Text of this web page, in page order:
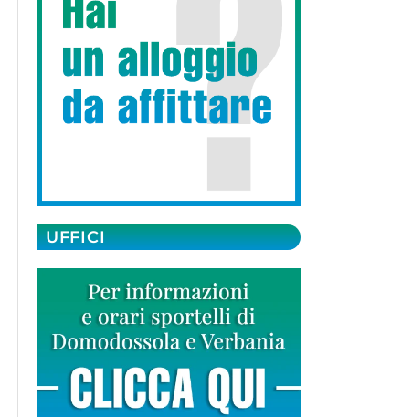
UFFICI